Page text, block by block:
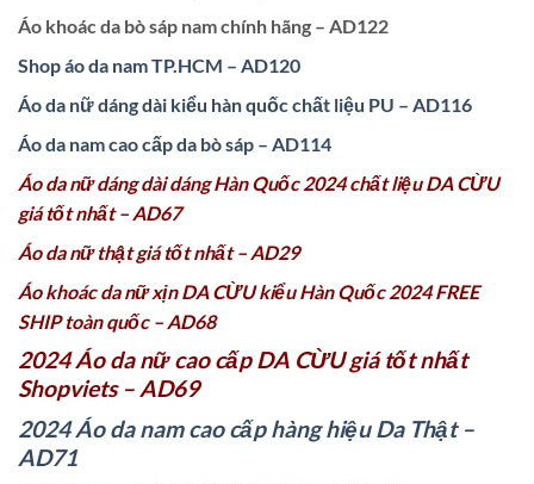
Áo khoác da bò sáp nam chính hãng – AD122
Shop áo da nam TP.HCM – AD120
Áo da nữ dáng dài kiểu hàn quốc chất liệu PU – AD116
Áo da nam cao cấp da bò sáp – AD114
Áo da nữ dáng dài dáng Hàn Quốc 2024 chất liệu DA CỪU
giá tốt nhất – AD67
Áo da nữ thật giá tốt nhất – AD29
Áo khoác da nữ xịn DA CỪU kiểu Hàn Quốc 2024 FREE
SHIP toàn quốc – AD68
2024 Áo da nữ cao cấp DA CỪU giá tốt nhất
Shopviets – AD69
2024 Áo da nam cao cấp hàng hiệu Da Thật –
AD71